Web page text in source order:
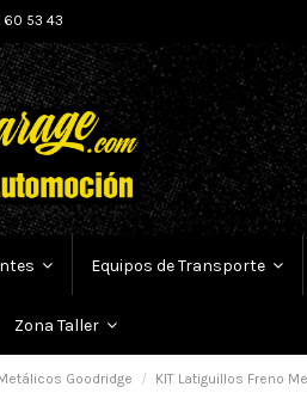
60 53 43
Equipos de Transporte
Zona Taller
Goodridge KIT Latiguillos Freno